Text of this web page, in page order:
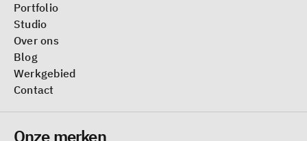
Portfolio
Studio
Over ons
Blog
Werkgebied
Contact
Onze merken